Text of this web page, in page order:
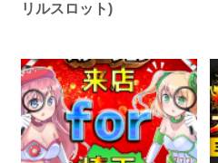
リルスロット)